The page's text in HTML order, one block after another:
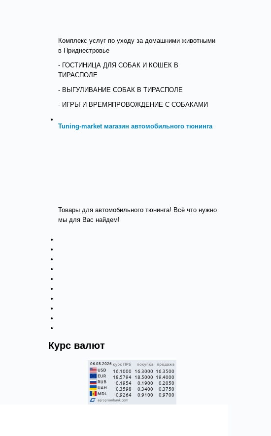
Комплекс услуг по уходу за домашними животными
в Приднестровье
- ГОСТИНИЦА ДЛЯ СОБАК И КОШЕК В
ТИРАСПОЛЕ
- ВЫГУЛИВАНИЕ СОБАК В ТИРАСПОЛЕ
- ИГРЫ И ВРЕМЯПРОВОЖДЕНИЕ С СОБАКАМИ
Tuning-market магазин автомобильного тюнинга
Товары для автомобильного тюнинга! Всё что нужно
мы для Вас найдем!
Курс валют